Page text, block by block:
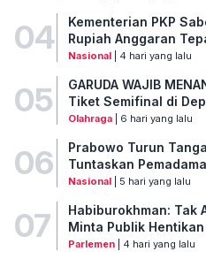
04
Kementerian PKP
Rupiah Anggaran
Nasional| 4 hari yang lalu
05
GARUDA WAJIB
Tiket Semifinal di
Olahraga| 6 hari yang lalu
06
Prabowo Turun
Tuntaskan
Nasional| 5 hari yang lalu
07
Habiburokhman: Tak
Minta Publik
Parlemen| 4 hari yang lalu